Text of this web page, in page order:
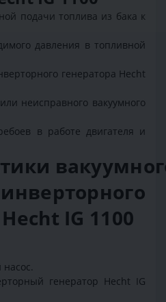
подачи топлива из бака к
давления в топливной
генератора Hecht
неисправного вакуумного
в работе двигателя и
IG 1100
генератор Hecht IG